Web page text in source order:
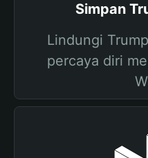
Simpan
Lindungi
percaya diri